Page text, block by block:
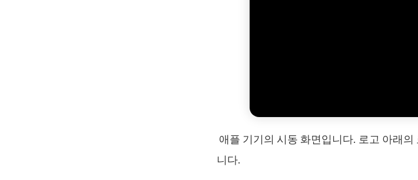
애플 기기의 시동 화면입니다. 로고 아래
니다.